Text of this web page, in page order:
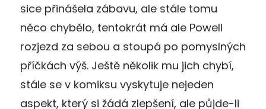
sice přinášela zábavu, ale stále tomu
něco chybělo, tentokrát má ale Powell
rozjezd za sebou a stoupá po pomyslných
příčkách výš. Ještě několik mu jich chybí,
stále se v komiksu vyskytuje nejeden
aspekt, který si žádá zlepšení, ale půjde-li